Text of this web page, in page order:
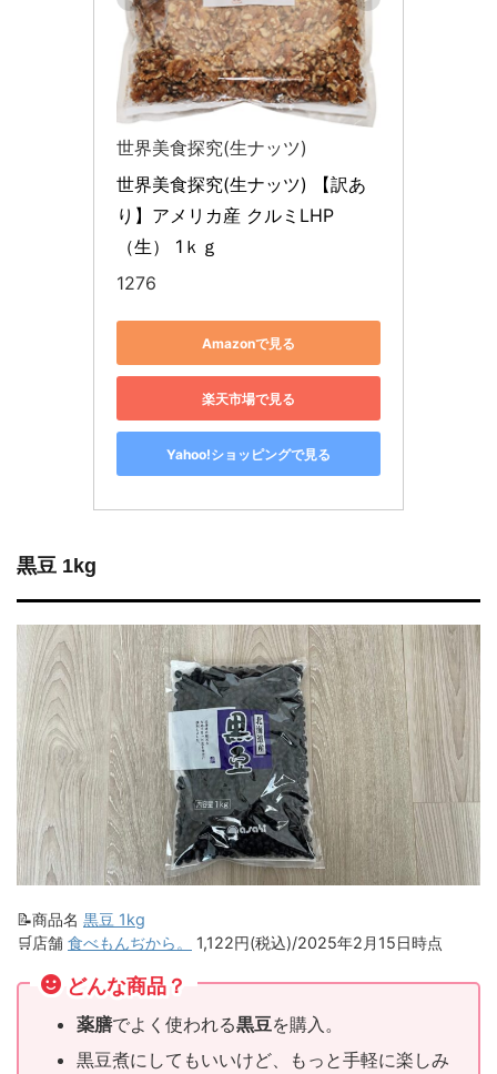
世界美食探究(生ナッツ)
世界美食探究(生ナッツ) 【訳あ
り】アメリカ産 クルミLHP
（生） 1ｋｇ
1276
Amazonで見る
楽天市場で見る
Yahoo!ショッピングで見る
黒豆 1kg
📝商品名 黒豆 1kg
🛒店舗 食べもんぢから。 1,122円(税込)/2025年2月15日時点
どんな商品？
薬膳でよく使われる黒豆を購入。
黒豆煮にしてもいいけど、もっと手軽に楽しみ